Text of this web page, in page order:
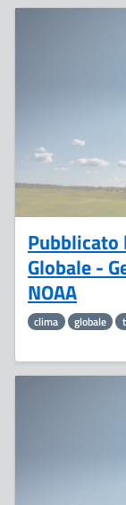
Pubblicato
Globale -
NOAA
clima globale